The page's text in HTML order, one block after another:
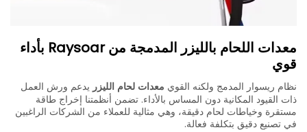
معدات اللحام بالليزر المدمجة من Raysoar بأداء
قوي
نظام ريسوار المدمج ولكنه القوي معدات لحام الليزر يدعم ورش العمل
ذات القيود المكانية دون المساس بالأداء. تضمن أنظمتنا إخراج طاقة
مستقرة وخياطات لحام دقيقة، وهي مثالية للعملاء من الشركات الراغبين
في تصنيع دقيق بتكلفة فعالة.